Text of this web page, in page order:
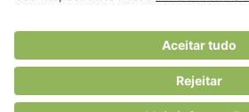
© 2018 Viver
O portal dos profissionais